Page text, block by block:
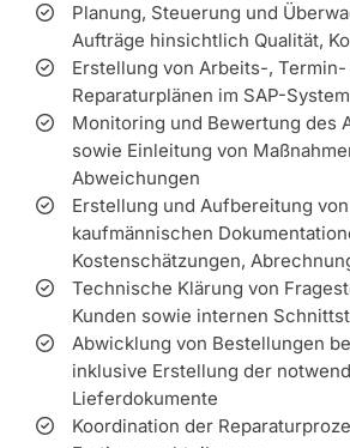
Planung, Steuerung und
Aufträge hinsichtlich Qualität,
Erstellung von Arbeits-, Termin-
Reparaturplänen im SAP-System
Monitoring und Bewertung des
sowie Einleitung von
Abweichungen
Erstellung und Aufbereitung
kaufmännischen
Kostenschätzungen,
Technische Klärung von
Kunden sowie internen
Abwicklung von Bestellungen
inklusive Erstellung der
Lieferdokumente
Koordination der